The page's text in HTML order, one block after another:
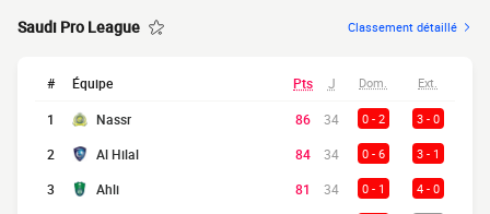
Saudi Pro League Classement détaillé
# Équipe Pts J Dom. Ext.
1 Nassr 86 34 0 - 2 3 - 0
2 Al Hilal 84 34 0 - 6 3 - 1
3 Ahli 81 34 0 - 1 4 - 0